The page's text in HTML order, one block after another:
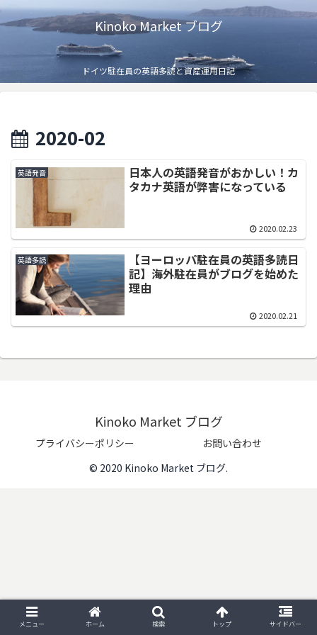
Kinoko Market ブログ
ドイツ駐在員の英語多読と資産運用日記
2020-02
英語発音
日本人の英語発音がおかしい！カ
タカナ英語が弊害になっている
2020.02.23
英語多読
【ヨーロッパ駐在員の英語多読日
記】海外駐在員がブログを始めた
理由
2020.02.21
Kinoko Market ブログ
プライバシーポリシー
お問い合わせ
© 2020 Kinoko Market ブログ.
メニュー ホーム 検索 トップ サイドバー